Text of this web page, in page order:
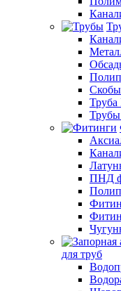
Скобы
Трубы
ПНД
для труб